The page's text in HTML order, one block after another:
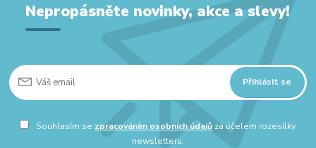
Nepropásněte novinky, akce a slevy!
Přihlásit se
Souhlasím se zpracováním osobních údajů za účelem rozesílky
newsletteru.